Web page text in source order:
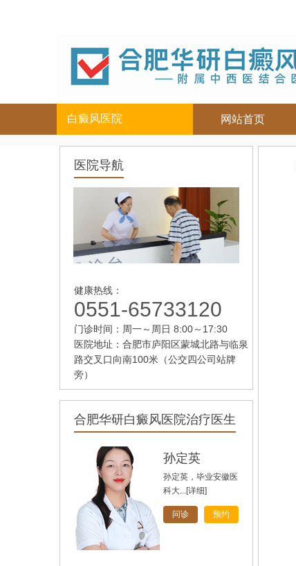
白癜风医院
儿童
女性
老年
胸背部
手部
网站首页
医院导航
健康热线：
0551-65733120
门诊时间：周一～周日 8:00～17:30
医院地址：合肥市庐阳区蒙城北路与临泉
路交叉口向南100米（公交四公司站牌
旁）
合肥华研白癜风医院治疗医生
孙定英
孙定英，毕业安徽医
科大...[详细]
问诊 预约